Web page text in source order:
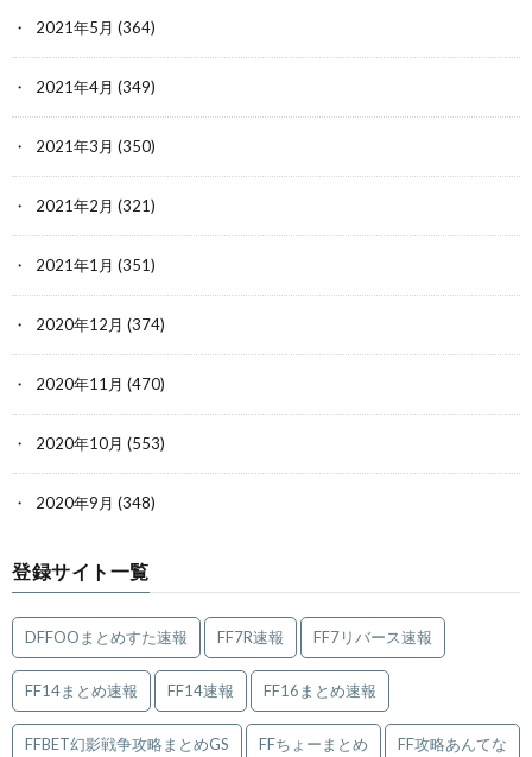
2021年5月 (364)
2021年4月 (349)
2021年3月 (350)
2021年2月 (321)
2021年1月 (351)
2020年12月 (374)
2020年11月 (470)
2020年10月 (553)
2020年9月 (348)
登録サイト一覧
DFFOOまとめすた速報 FF7R速報 FF7リバース速報
FF14まとめ速報 FF14速報 FF16まとめ速報
FFBET幻影戦争攻略まとめGS FFちょーまとめ FF攻略あんてな